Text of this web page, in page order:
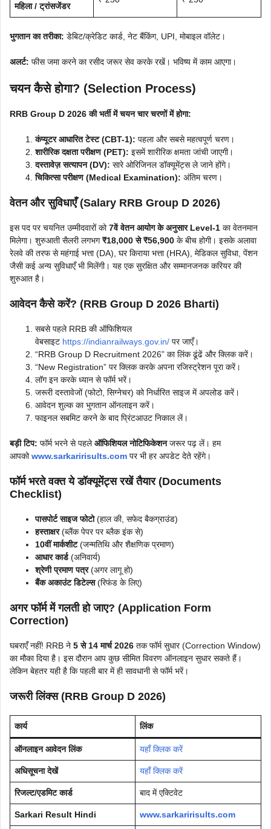
महिला / ट्रांसजेंडर
भुगतान का तरीका: डेबिट/क्रेडिट कार्ड, नेट बैंकिंग, UPI, मोबाइल वॉलेट।
अलर्ट: फीस जमा करने का रसीद जरूर सेव करके रखें। भविष्य में काम आएगा।
चयन कैसे होगा? (Selection Process)
RRB Group D 2026 की भर्ती में चयन चार चरणों में होगा:
कंप्यूटर आधारित टेस्ट (CBT-1): पहला और सबसे महत्वपूर्ण चरण।
शारीरिक दक्षता परीक्षण (PET): इसमें शारीरिक क्षमता जांची जाएगी।
दस्तावेज़ सत्यापन (DV): सारे ओरिजिनल डॉक्यूमेंट्स ले जाने होंगे।
चिकित्सा परीक्षण (Medical Examination): अंतिम चरण।
वेतन और सुविधाएँ (Salary RRB Group D 2026)
इस पद पर चयनित उम्मीदवारों को7वें वेतन आयोग के अनुसार Level-1 का वेतनमान
मिलेगा। शुरुआती सैलरी लगभग₹18,000 से ₹56,900 के बीच होगी। इसके अलावा
रेलवे की तरफ से महंगाई भत्ता (DA), घर किराया भत्ता (HRA), मेडिकल सुविधा, पेंशन
जैसी कई अन्य सुविधाएँ भी मिलेंगी। यह एक सुरक्षित और सम्मानजनक करियर की
शुरुआत है।
आवेदन कैसे करें? (RRB Group D 2026 Bharti)
सबसे पहले RRB की ऑफिशियल
वेबसाइट https://indianrailways.gov.in/ पर जाएँ।
“RRB Group D Recruitment 2026” का लिंक ढूंढें और क्लिक करें।
“New Registration” पर क्लिक करके अपना रजिस्ट्रेशन पूरा करें।
लॉग इन करके ध्यान से फॉर्म भरें।
जरूरी दस्तावेजों (फोटो, सिग्नेचर) को निर्धारित साइज में अपलोड करें।
आवेदन शुल्क का भुगतान ऑनलाइन करें।
फाइनल सबमिट करने के बाद प्रिंटआउट निकाल लें।
बड़ी टिप: फॉर्म भरने से पहलेऑफिशियल नोटिफिकेशनजरूर पढ़ लें। हम
आपकोwww.sarkaririsults.com पर भी हर अपडेट देते रहेंगे।
फॉर्म भरते वक्त ये डॉक्यूमेंट्स रखें तैयार (Documents
Checklist)
पासपोर्ट साइज फोटो(हाल की, सफेद बैकग्राउंड)
हस्ताक्षर(ब्लैंक पेपर पर ब्लैक इंक से)
10वीं मार्कशीट(जन्मतिथि और शैक्षणिक प्रमाण)
आधार कार्ड(अनिवार्य)
श्रेणी प्रमाण पत्र(अगर लागू हो)
बैंक अकाउंट डिटेल्स(रिफंड के लिए)
अगर फॉर्म में गलती हो जाए? (Application Form
Correction)
घबराएँ नहीं! RRB ने 5 से 14 मार्च 2026 तक फॉर्म सुधार (Correction Window)
का मौका दिया है। इस दौरान आप कुछ सीमित विवरण ऑनलाइन सुधार सकते हैं।
लेकिन बेहतर यही है कि पहली बार में ही सावधानी से फॉर्म भरें।
जरूरी लिंक्स (RRB Group D 2026)
कार्य लिंक
ऑनलाइन आवेदन लिंक यहाँ क्लिक करें
अधिसूचना देखें यहाँ क्लिक करें
रिजल्ट/एडमिट कार्ड बाद में एक्टिवेट
Sarkari Result Hindi www.sarkaririsults.com